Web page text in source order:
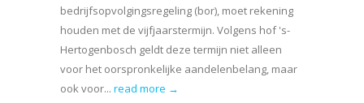
bedrijfsopvolgingsregeling (bor), moet rekening
houden met de vijfjaarstermijn. Volgens hof 's-
Hertogenbosch geldt deze termijn niet alleen
voor het oorspronkelijke aandelenbelang, maar
ook voor... read more →